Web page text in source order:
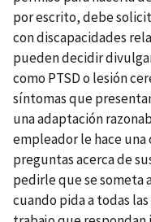
por escrito, debe
con discapacidades
pueden decidir
como PTSD o lesión
síntomas que
una adaptación
empleador le hace
preguntas acerca de
pedirle que se someta
cuando pida a todas